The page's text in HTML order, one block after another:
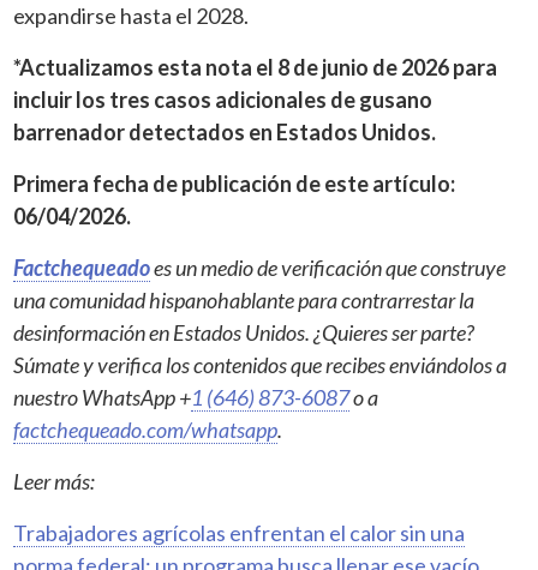
expandirse hasta el 2028.
*Actualizamos esta nota el 8 de junio de 2026 para
incluir los tres casos adicionales de gusano
barrenador detectados en Estados Unidos.
Primera fecha de publicación de este artículo:
06/04/2026.
Factchequeadoes un medio de verificación que construye
una comunidad hispanohablante para contrarrestar la
desinformación en Estados Unidos. ¿Quieres ser parte?
Súmate y verifica los contenidos que recibes enviándolos a
nuestro WhatsApp +1 (646) 873-6087o a
factchequeado.com/whatsapp.
Leer más:
Trabajadores agrícolas enfrentan el calor sin una